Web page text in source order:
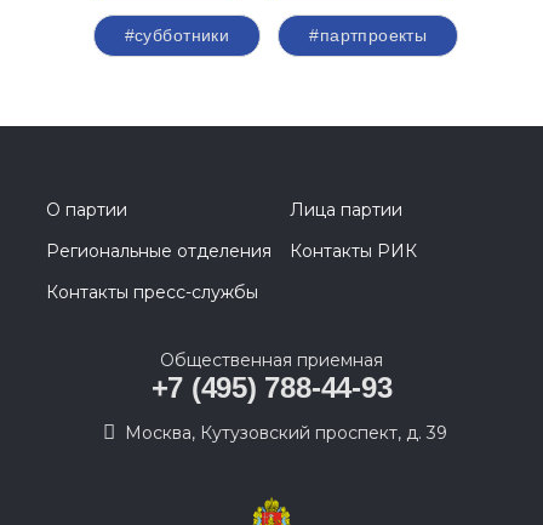
#субботники #партпроекты
О партии
Лица партии
Региональные отделения
Контакты РИК
Контакты пресс-службы
Общественная приемная
+7 (495) 788-44-93
Москва, Кутузовский проспект, д. 39